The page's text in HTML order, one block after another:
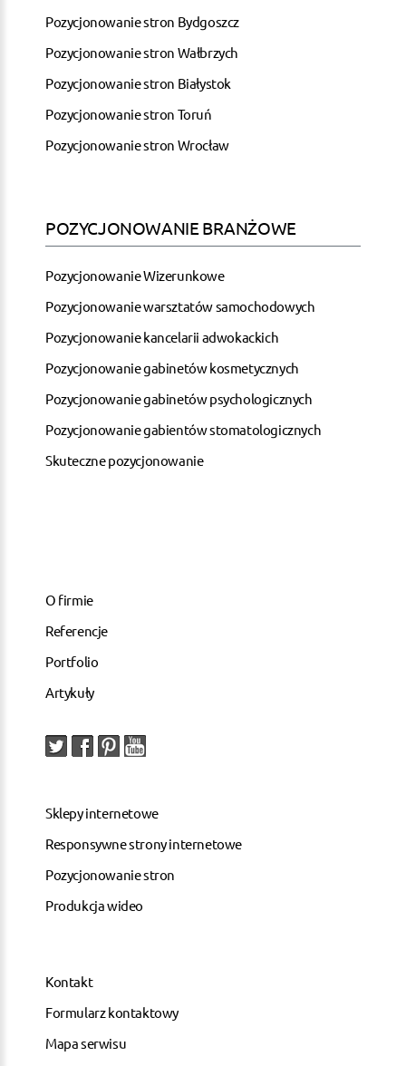
Pozycjonowanie stron Bydgoszcz
Pozycjonowanie stron Wałbrzych
Pozycjonowanie stron Białystok
Pozycjonowanie stron Toruń
Pozycjonowanie stron Wrocław
POZYCJONOWANIE BRANŻOWE
Pozycjonowanie Wizerunkowe
Pozycjonowanie warsztatów samochodowych
Pozycjonowanie kancelarii adwokackich
Pozycjonowanie gabinetów kosmetycznych
Pozycjonowanie gabinetów psychologicznych
Pozycjonowanie gabientów stomatologicznych
Skuteczne pozycjonowanie
O firmie
Referencje
Portfolio
Artykuły
Sklepy internetowe
Responsywne strony internetowe
Pozycjonowanie stron
Produkcja wideo
Kontakt
Formularz kontaktowy
Mapa serwisu